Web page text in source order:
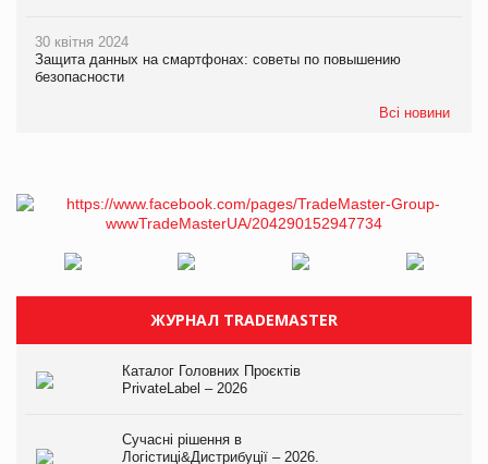
30 квітня 2024
Защита данных на смартфонах: советы по повышению
безопасности
Всі новини
ЖУРНАЛ TRADEMASTER
Каталог Головних Проєктів
PrivateLabel – 2026
Сучасні рішення в
Логістиці&Дистрибуції – 2026.